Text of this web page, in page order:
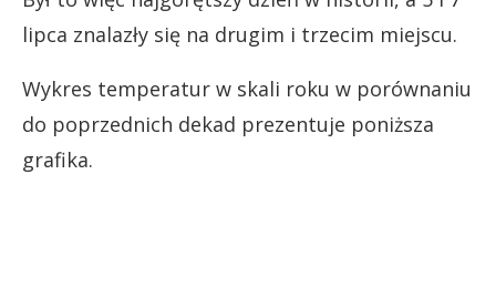
lipca znalazły się na drugim i trzecim miejscu.
Wykres temperatur w skali roku w porównaniu
do poprzednich dekad prezentuje poniższa
grafika.